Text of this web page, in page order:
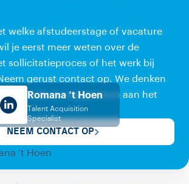
welke afstudeerstage of vacature
je eerst meer weten over de
sollicitatieproces of het werk bij
gerust contact op. We denken
ook als je nog gewoon aan het
NEEM CONTACT OP
Romana ‘t Hoen
Talent Acquisition
Specialist